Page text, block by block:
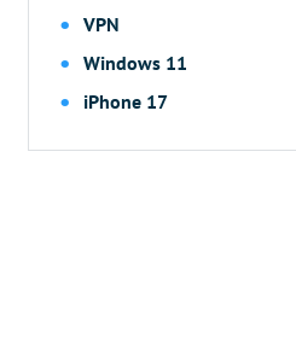
VPN
Windows 11
iPhone 17